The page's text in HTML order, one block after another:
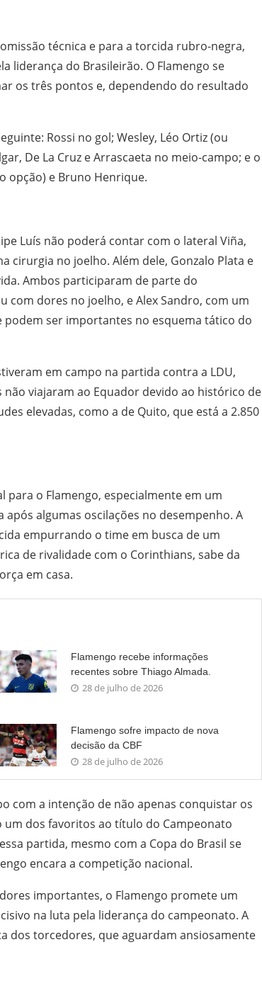
técnica e para a torcida rubro-negra,
liderança do Brasileirão. O Flamengo se
os três pontos e, dependendo do resultado
Rossi no gol; Wesley, Léo Ortiz (ou
De La Cruz e Arrascaeta no meio-campo; e o
opção) e Bruno Henrique.
Luís não poderá contar com o lateral Viña,
cirurgia no joelho. Além dele, Gonzalo Plata e
Ambos participaram de parte do
com dores no joelho, e Alex Sandro, com um
podem ser importantes no esquema tático do
em campo na partida contra a LDU,
viajaram ao Equador devido ao histórico de
elevadas, como a de Quito, que está a 2.850
o Flamengo, especialmente em um
algumas oscilações no desempenho. A
empurrando o time em busca de um
de rivalidade com o Corinthians, sabe da
em casa.
Flamengo recebe informações
recentes sobre Thiago Almada.
28 de julho de 2026
Flamengo sofre impacto de nova
decisão da CBF
28 de julho de 2026
com a intenção de não apenas conquistar os
dos favoritos ao título do Campeonato
partida, mesmo com a Copa do Brasil se
encara a competição nacional.
importantes, o Flamengo promete um
na luta pela liderança do campeonato. A
dos torcedores, que aguardam ansiosamente